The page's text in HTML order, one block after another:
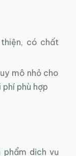
có chất
mô nhỏ cho
phù hợp
phẩm dịch vụ